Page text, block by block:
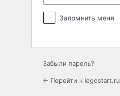
Запомнить меня
Забыли пароль?
← Перейти к legostart.ru